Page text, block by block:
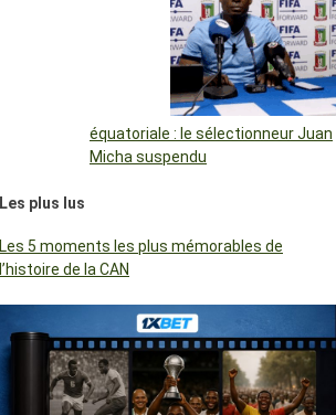
équatoriale : le sélectionneur Juan
Micha suspendu
Les plus lus
Les 5 moments les plus mémorables de
l’histoire de la CAN